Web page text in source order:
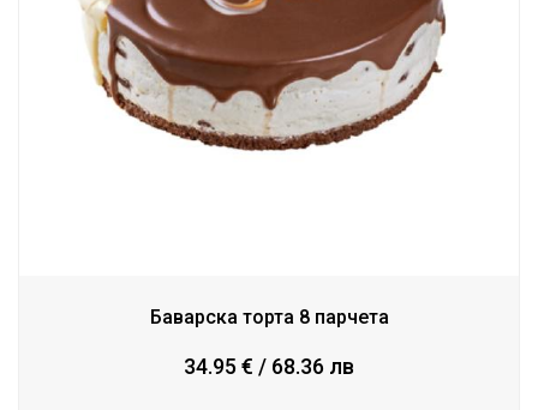
Баварска торта 8 парчета
34.95 € / 68.36 лв